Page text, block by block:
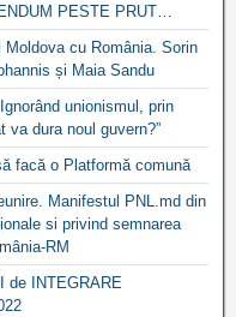
PESTE PRUT…
Moldova cu România. Sorin
și Maia Sandu
unionismul, prin
va dura noul guvern?”
facă o Platformă comună
Manifestul PNL.md din
si privind semnarea
RM
de INTEGRARE